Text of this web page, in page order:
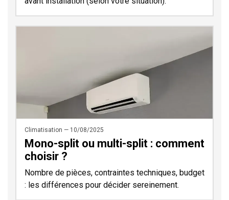
Climatisation — 10/08/2025
Mono-split ou multi-split : comment
choisir ?
Nombre de pièces, contraintes techniques, budget
: les différences pour décider sereinement.